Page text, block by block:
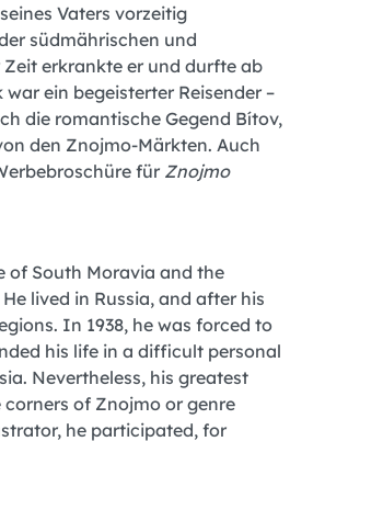
Vaters vorzeitig
südmährischen und
Zeit erkrankte er und durfte ab
ein begeisterter Reisender –
die romantische Gegend Bítov,
den Znojmo-Märkten. Auch
für Znojmo
of South Moravia and the
lived in Russia, and after his
In 1938, he was forced to
his life in a difficult personal
Nevertheless, his greatest
corners of Znojmo or genre
he participated, for